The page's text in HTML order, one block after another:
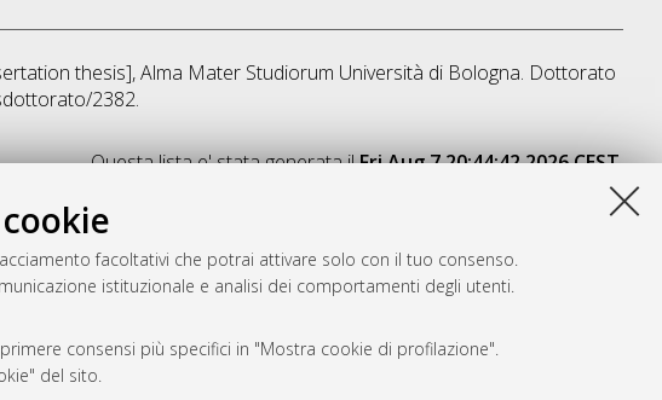
facoltativi che potrai attivare solo con il tuo consenso.
istituzionale e analisi dei comportamenti degli utenti.
consensi più specifici in "Mostra cookie di profilazione".
del sito.
thesis], Alma Mater Studiorum Università di Bologna. Dottorato
2382.
Questa lista e' stata generata ilFri Aug 7 20:44:42 2026 CEST.